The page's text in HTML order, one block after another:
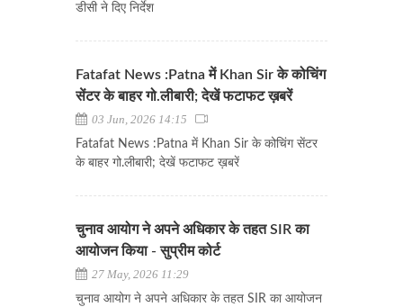
डीसी ने दिए निर्देश
Fatafat News :Patna में Khan Sir के कोचिंग
सेंटर के बाहर गो.लीबारी; देखें फटाफट ख़बरें
03 Jun, 2026 14:15
Fatafat News :Patna में Khan Sir के कोचिंग सेंटर
के बाहर गो.लीबारी; देखें फटाफट ख़बरें
चुनाव आयोग ने अपने अधिकार के तहत SIR का
आयोजन किया - सुप्रीम कोर्ट
27 May, 2026 11:29
चुनाव आयोग ने अपने अधिकार के तहत SIR का आयोजन